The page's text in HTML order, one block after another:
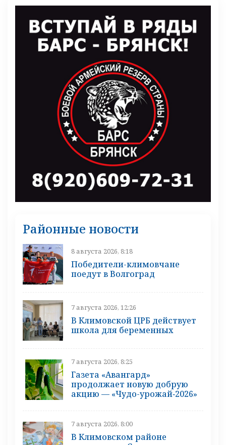
Районные новости
8 августа 2026, 8:18
Победители-климовчане
поедут в Волгоград
7 августа 2026, 12:26
В Климовской ЦРБ действует
школа для беременных
7 августа 2026, 8:25
Газета «Авангард»
продолжает новую добрую
акцию — «Чудо-урожай‑2026»
7 августа 2026, 8:00
В Климовском районе